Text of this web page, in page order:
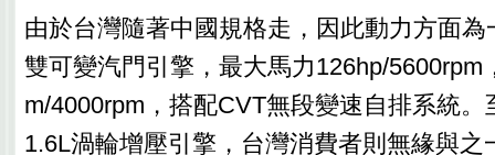
由於台灣隨著中國規格走，因此動力方面
雙可變汽門引擎，最大馬力126hp/5600rpm
m/4000rpm，搭配CVT無段變速自排系統
1.6L渦輪增壓引擎，台灣消費者則無緣與之